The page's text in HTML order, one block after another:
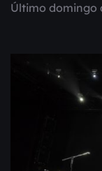
Último domingo